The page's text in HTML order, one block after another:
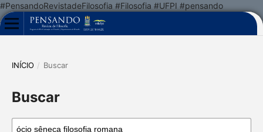
#PensandoRevistadeFilosofia #Filosofia #UFPI #pensando
INÍCIO / Buscar
Buscar